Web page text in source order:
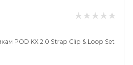
POD KX 2.0 Strap Clip & Loop Set